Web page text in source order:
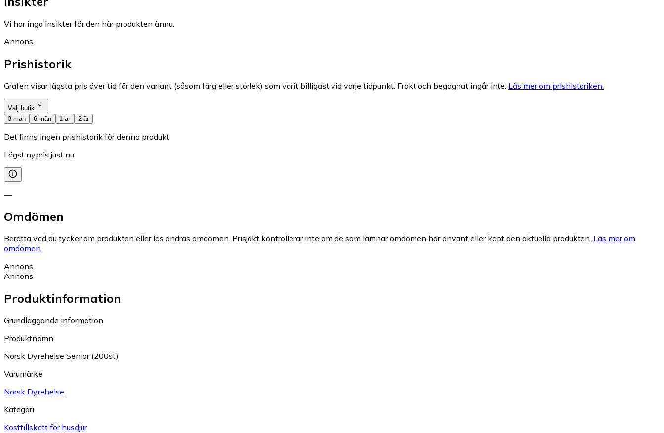
Vi har inga insikter för den här produkten ännu.
Annons
Prishistorik
Grafen visar lägsta pris över tid för den variant (såsom färg eller storlek) som varit billigast vid varje tidpunkt. Frakt och begagnat ingår inte. Läs mer om prishistoriken.
Välj butik
3 mån
6 mån 1 år 2 år
Det finns ingen prishistorik för denna produkt
Lägst nypris just nu
—
Omdömen
Berätta vad du tycker om produkten eller läs andras omdömen. Prisjakt kontrollerar inte om de som lämnar omdömen har använt eller köpt den aktuella produkten. Läs mer om
omdömen.
Annons
Annons
Produktinformation
Grundläggande information
Produktnamn
Norsk Dyrehelse Senior (200st)
Varumärke
Norsk Dyrehelse
Kategori
Kosttillskott för husdjur